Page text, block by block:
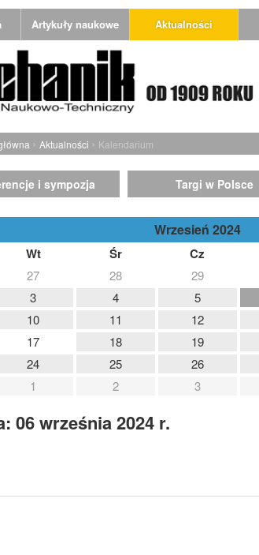
Artykuły naukowe Aktualności
› Aktualności › Kalendarium
i sympozja Targi w Polsce
Wrzesień 2024
Wt Śr Cz
27 28 29
3 4 5
10 11 12
17 18 19
24 25 26
1 2 3
06 września 2024 r.
Salon Przemysłu Obronnego, Kielce